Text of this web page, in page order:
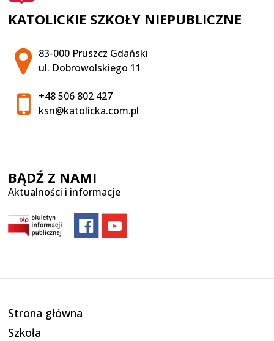
KATOLICKIE SZKOŁY NIEPUBLICZNE
Adres pocztowy:
83-000 Pruszcz Gdański
ul. Dobrowolskiego 11
+48 506 802 427
ksn@katolicka.com.pl
BĄDŹ Z NAMI
Aktualności i informacje
Strona główna
Szkoła